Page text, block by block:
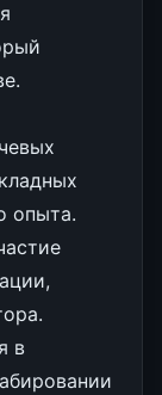
опыта.
в